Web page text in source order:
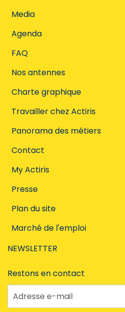
Media
Agenda
FAQ
Nos antennes
Charte graphique
Travailler chez Actiris
Panorama des métiers
Contact
My Actiris
Presse
Plan du site
Marché de l'emploi
NEWSLETTER
Restons en contact
Adresse e-mail